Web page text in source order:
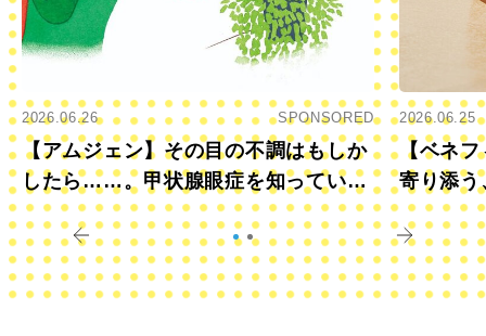
2026.06.26 SPONSORED
【アムジェン】その目の不調はもしか
したら……。甲状腺眼症を知っていま
すか？
2026.06.25
【ベネフ
寄り添う
きに